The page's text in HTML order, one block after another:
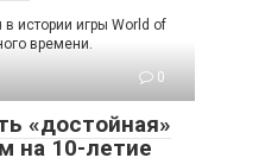
истории игры World of
времени.
0
«достойная»
на 10-летие